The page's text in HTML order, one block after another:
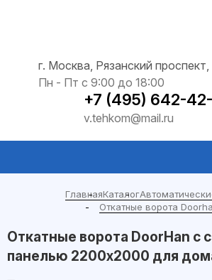
г. Москва, Рязанский
Пн - Пт с 9:00 до 18:00
+7 (495) 642-
v.tehkom@mail.ru
ГлавнаяКаталог
Откатные ворота
Откатные ворота DoorHan с
панелью 2200x2000 для